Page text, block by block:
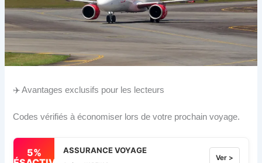
✈️ Avantages exclusifs pour les lecteurs
Codes vérifiés à économiser lors de votre prochain voyage.
5%
ASSURANCE VOYAGE
Ver >